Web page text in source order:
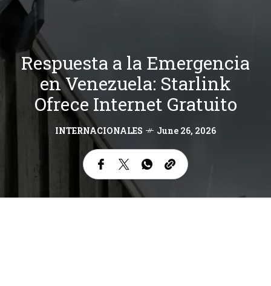
Respuesta a la Emergencia
en Venezuela: Starlink
Ofrece Internet Gratuito
INTERNACIONALES June 26, 2026